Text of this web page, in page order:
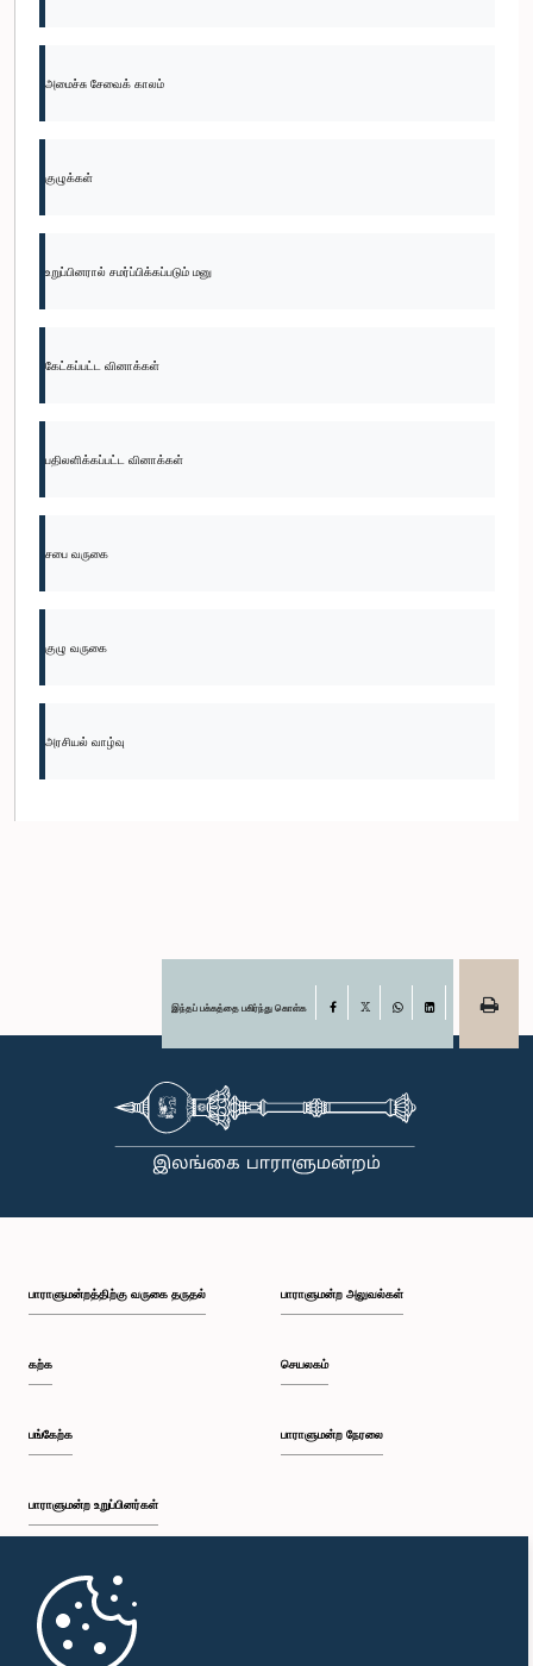
அமைச்சு சேவைக் காலம்
குழுக்கள்
உறுப்பினரால் சமர்ப்பிக்கப்படும் மனு
கேட்கப்பட்ட வினாக்கள்
பதிலளிக்கப்பட்ட வினாக்கள்
சபை வருகை
குழு வருகை
அரசியல் வாழ்வு
இந்தப் பக்கத்தை பகிர்ந்து கொள்க Facebook
பாராளுமன்றத்திற்கு வருகை தருதல்
கற்க
பங்கேற்க
பாராளுமன்ற உறுப்பினர்கள்
முதற்பக்கம்
பாராளுமன்ற அலுவல்கள்
செயலகம்
பாராளுமன்ற நேரலை